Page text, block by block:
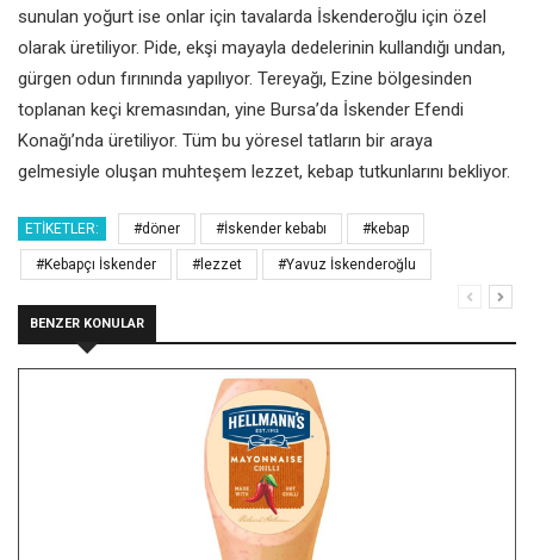
sunulan yoğurt ise onlar için tavalarda İskenderoğlu için özel
olarak üretiliyor. Pide, ekşi mayayla dedelerinin kullandığı undan,
gürgen odun fırınında yapılıyor. Tereyağı, Ezine bölgesinden
toplanan keçi kremasından, yine Bursa’da İskender Efendi
Konağı’nda üretiliyor. Tüm bu yöresel tatların bir araya
gelmesiyle oluşan muhteşem lezzet, kebap tutkunlarını bekliyor.
ETIKETLER: #döner #İskender kebabı #kebap
#Kebapçı İskender #lezzet #Yavuz İskenderoğlu
BENZER KONULAR